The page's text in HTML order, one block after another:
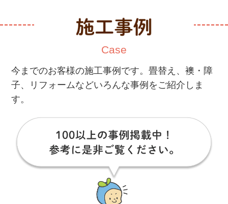
Case
今までのお客様の施工事例です。畳替え、襖・障
子、リフォームなどいろんな事例をご紹介しま
す。